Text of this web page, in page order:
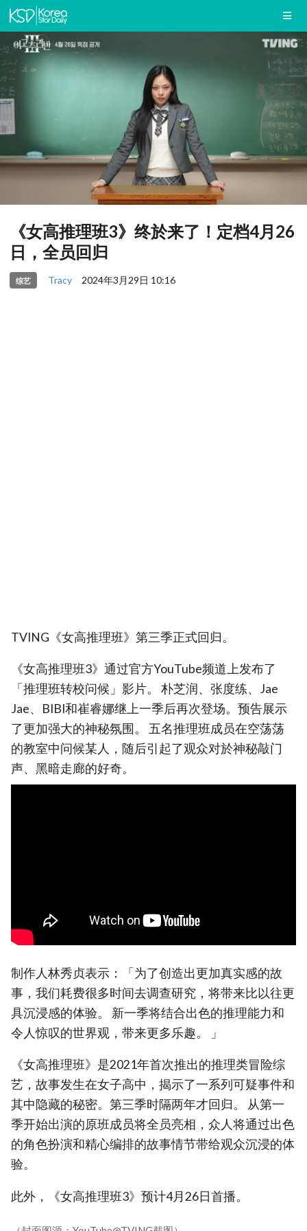
《女高推理班3》终於来了！定档4月26
日，全员回归
综艺 Tracy 2024年3月29日 10:16
TVING《女高推理班》第三季正式回归。
《女高推理班3》通过官方YouTube频道上发布了
「推理班转校问候」影片。 朴芝润、张度练、Jae
Jae、BIBI和崔睿娜继上一季后再次登场。预告展示
了更加强大的神秘氛围。 五名推理班成员在空荡荡
的教室中问候某人，随后引起了观众对於神秘敲门
声、黑暗走廊的好奇。
制作人林秀贞表示：「为了创造出更加真实感的故
事，我们耗费很多时间去调查研究，将带来比以往更
具沉浸感的体验。 新一季将结合出色的推理能力和
令人惊叹的世界观，带来更多乐趣。 」
《女高推理班》是2021年首次推出的推理类冒险综
艺，故事发生在女子高中，揭示了一系列可疑事件和
其中隐藏的秘密。第三季时隔两年才回归。 从第一
季开始出演的原班成员将全员亮相，众人将通过出色
的角色扮演和精心编排的故事情节带给观众沉浸的体
验。
此外，《女高推理班3》预计4月26日首播。